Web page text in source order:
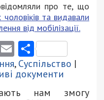
про те, що
та видавали
від мобілізації.
Email
,Суспільство |
документи
нам змогу